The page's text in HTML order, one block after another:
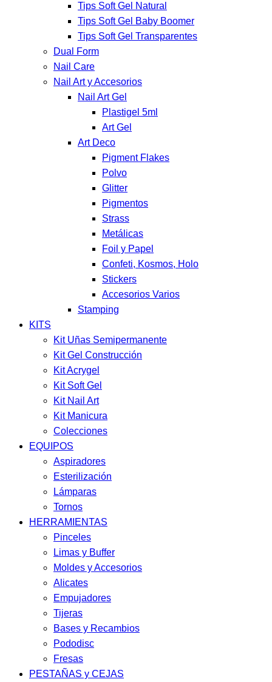
Tips Soft Gel Natural
Tips Soft Gel Baby Boomer
Tips Soft Gel Transparentes
Dual Form
Nail Care
Nail Art y Accesorios
Nail Art Gel
Plastigel 5ml
Art Gel
Art Deco
Pigment Flakes
Polvo
Glitter
Pigmentos
Strass
Metálicas
Foil y Papel
Confeti, Kosmos, Holo
Stickers
Accesorios Varios
Stamping
KITS
Kit Uñas Semipermanente
Kit Gel Construcción
Kit Acrygel
Kit Soft Gel
Kit Nail Art
Kit Manicura
Colecciones
EQUIPOS
Aspiradores
Esterilización
Lámparas
Tornos
HERRAMIENTAS
Pinceles
Limas y Buffer
Moldes y Accesorios
Alicates
Empujadores
Tijeras
Bases y Recambios
Pododisc
Fresas
PESTAÑAS y CEJAS